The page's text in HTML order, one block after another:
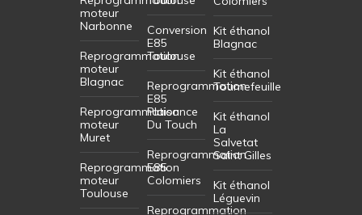
moteur
Narbonne
Reprogrammation
moteur
Blagnac
Reprogrammation
moteur
Muret
Reprogrammation
moteur
Toulouse
Conversion
E85
Toulouse
Reprogrammation
E85
Plaisance
Du Touch
Reprogrammation
E85
Colomiers
Reprogrammation
Kit éthanol
Blagnac
Kit éthanol
Tournefeuille
Kit éthanol
La
Salvetat
Saint Gilles
Kit éthanol
Léguevin